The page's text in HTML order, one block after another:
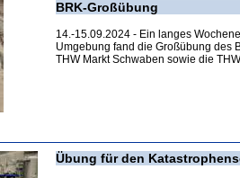
BRK-Großübung
14.-15.09.2024 - Ein langes
Umgebung fand die Großübung des
THW Markt Schwaben sowie die
Übung für den